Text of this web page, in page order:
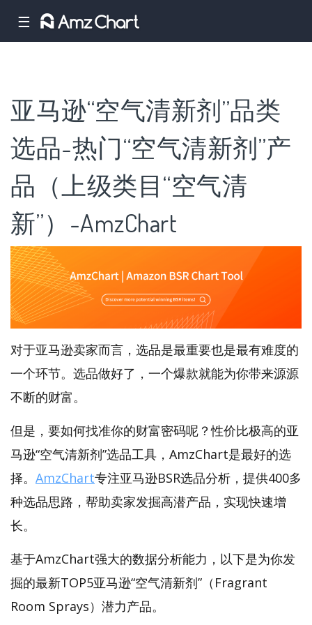
☰
亚马逊“空气清新剂”品类
选品-热门“空气清新剂”产
品（上级类目“空气清
新”）-AmzChart
对于亚马逊卖家而言，选品是最重要也是最有难度的
一个环节。选品做好了，一个爆款就能为你带来源源
不断的财富。
但是，要如何找准你的财富密码呢？性价比极高的亚
马逊“空气清新剂”选品工具，AmzChart是最好的选
择。 AmzChart专注亚马逊BSR选品分析，提供400多
种选品思路，帮助卖家发掘高潜产品，实现快速增
长。
基于AmzChart强大的数据分析能力，以下是为你发
掘的最新TOP5亚马逊“空气清新剂”（Fragrant
Room Sprays）潜力产品。